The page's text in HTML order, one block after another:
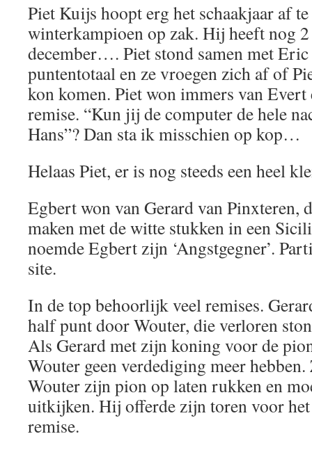
Piet Kuijs hoopt erg het schaakjaar af
winterkampioen op zak. Hij heeft nog
december…. Piet stond samen met
puntentotaal en ze vroegen zich af of
kon komen. Piet won immers van
remise. “Kun jij de computer de hele
Hans”? Dan sta ik misschien op kop…
Helaas Piet, er is nog steeds een heel
Egbert won van Gerard van Pinxteren,
maken met de witte stukken in een
noemde Egbert zijn ‘Angstgegner’.
site.
In de top behoorlijk veel remises.
half punt door Wouter, die verloren
Als Gerard met zijn koning voor de
Wouter geen verdediging meer
Wouter zijn pion op laten rukken en
uitkijken. Hij offerde zijn toren voor het
remise.